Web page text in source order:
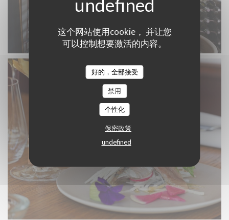
这个网站使用cookie， 并让您
可以控制想要激活的内容。
好的，全部接受
禁用
个性化
保密政策
undefined